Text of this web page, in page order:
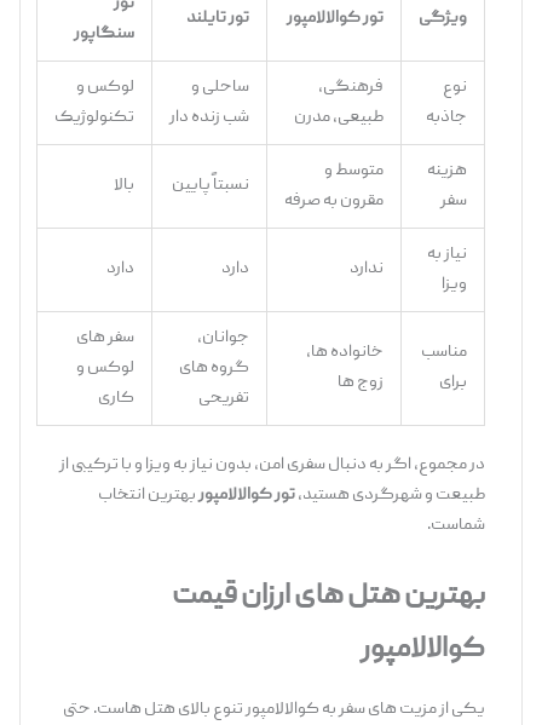
ویژگی تور کوالالامپور تور تایلند
سنگاپور
فرهنگی،
طبیعی، مدرن
ساحلی و
شب‌ زنده‌ دار
لوکس و
تکنولوژیک
متوسط و
مقرون ‌به ‌صرفه
نسبتاً پایین بالا
مناسب
خانواده ‌ها،
زوج ‌ها
جوانان،
گروه‌ های
تفریحی
سفر های
لوکس و
در مجموع، اگر به دنبال سفری امن، بدون نیاز به ویزا و با ترکیبی از
طبیعت و شهرگردی هستید،تور کوالالامپوربهترین انتخاب
شماست.
بهترین هتل‌های ارزان‌قیمت
کوالالامپور
یکی از مزیت ‌های سفر به کوالالامپور تنوع بالای هتل‌ هاست. حتی